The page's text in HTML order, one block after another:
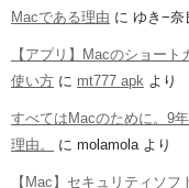
Macである理由 に ゆき−奈
【アプリ】Macのショー
使い方 に mt777 apk より
すべてはMacのために。9
理由。
に molamola より
【Mac】セキュリティソ